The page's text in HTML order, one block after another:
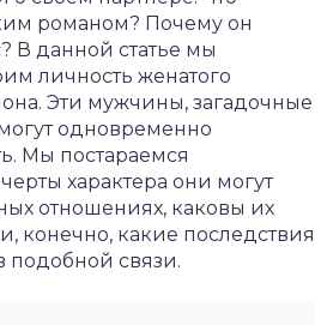
романом? Почему он
В данной статье мы
личность женатого
Эти мужчины, загадочные
одновременно
Мы постараемся
характера они могут
отношениях, каковы их
конечно, какие последствия
подобной связи.